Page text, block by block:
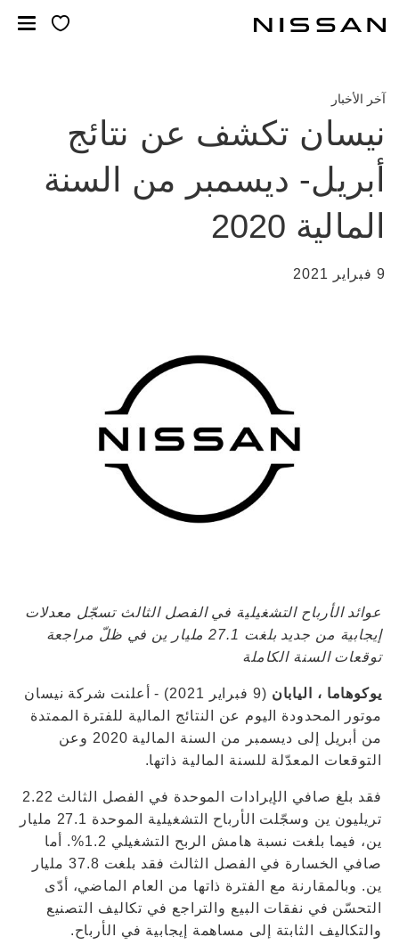
المحتوى
آخر الأخبار
نيسان تكشف عن نتائج
أبريل- ديسمبر من السنة
المالية 2020
9 فبراير 2021
عوائد الأرباح التشغيلية في الفصل الثالث تسجّل معدلات
إيجابية من جديد بلغت 27.1 مليار ين في ظلّ مراجعة
توقعات السنة الكاملة
يوكوهاما ، اليابان
(9 فبراير 2021) - أعلنت شركة نيسان
موتور المحدودة اليوم عن النتائج المالية للفترة الممتدة
من أبريل إلى ديسمبر من السنة المالية 2020 وعن
التوقعات المعدّلة للسنة المالية ذاتها.
فقد بلغ صافي الإيرادات الموحدة في الفصل الثالث 2.22
تريليون ين وسجّلت الأرباح التشغيلية الموحدة 27.1 مليار
ين، فيما بلغت نسبة هامش الربح التشغيلي 1.2%. أما
صافي الخسارة في الفصل الثالث فقد بلغت 37.8 مليار
ين. وبالمقارنة مع الفترة ذاتها من العام الماضي، أدّى
التحسّن في نفقات البيع والتراجع في تكاليف التصنيع
والتكاليف الثابتة إلى مساهمة إيجابية في الأرباح.